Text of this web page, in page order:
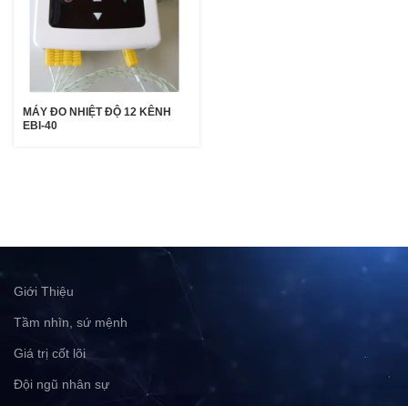
MÁY ĐO NHIỆT ĐỘ 12 KÊNH
EBI-40
Giới Thiệu
Tầm nhìn, sứ mệnh
Giá trị cốt lõi
Đội ngũ nhân sự